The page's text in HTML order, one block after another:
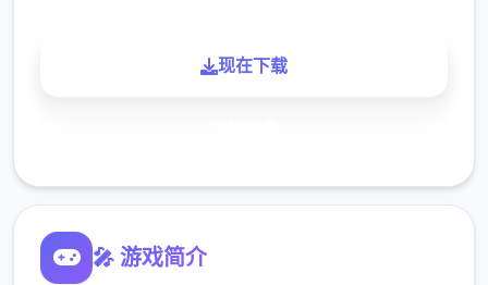
现在下载
🎤 游戏简介